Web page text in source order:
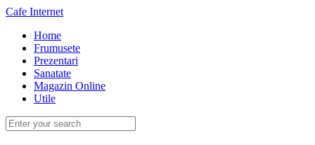
Cafe Internet
Home
Frumusete
Prezentari
Sanatate
Magazin Online
Utile